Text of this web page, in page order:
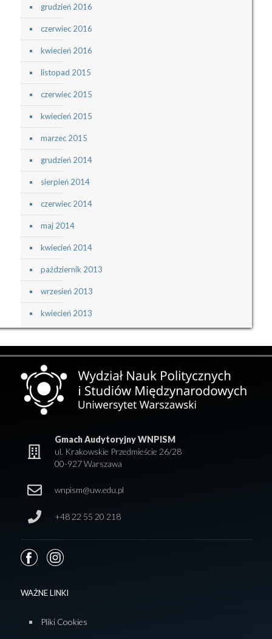
grudzień 2016
czerwiec 2016
kwiecień 2016
listopad 2015
czerwiec 2015
kwiecień 2015
marzec 2015
grudzień 2014
sierpień 2014
czerwiec 2014
maj 2014
kwiecień 2014
październik 2013
wrzesień 2013
kwiecień 2013
Gmach Audytoryjny WNPISM
ul. Krakowskie Przedmieście 26/28
00-927 Warszawa
wnpism@uw.edu.pl
+48 22 55 20 218
WAŻNE LINKI
Pliki Cookies